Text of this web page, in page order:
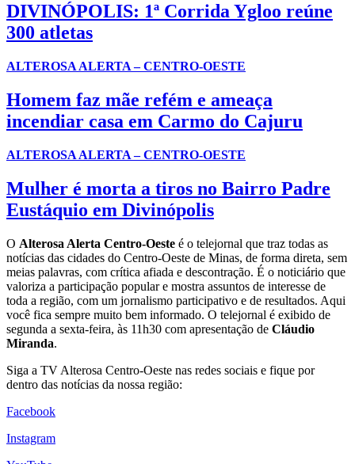
DIVINÓPOLIS: 1ª Corrida Ygloo reúne
300 atletas
ALTEROSA ALERTA – CENTRO-OESTE
Homem faz mãe refém e ameaça
incendiar casa em Carmo do Cajuru
ALTEROSA ALERTA – CENTRO-OESTE
Mulher é morta a tiros no Bairro Padre
Eustáquio em Divinópolis
O Alterosa Alerta Centro-Oeste é o telejornal que traz todas as
notícias das cidades do Centro-Oeste de Minas, de forma direta, sem
meias palavras, com crítica afiada e descontração. É o noticiário que
valoriza a participação popular e mostra assuntos de interesse de
toda a região, com um jornalismo participativo e de resultados. Aqui
você fica sempre muito bem informado. O telejornal é exibido de
segunda a sexta-feira, às 11h30 com apresentação de Cláudio
Miranda.
Siga a TV Alterosa Centro-Oeste nas redes sociais e fique por
dentro das notícias da nossa região:
Facebook
Instagram